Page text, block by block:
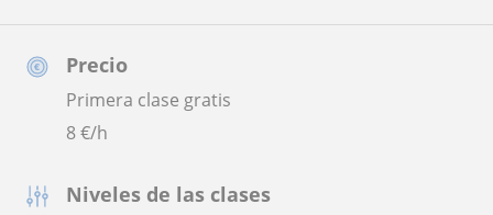
Precio
Primera clase gratis
8€/h
Niveles de las clases